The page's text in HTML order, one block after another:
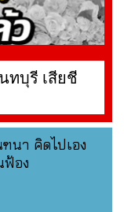
ทบุรี เสียชี
นา คิดไปเอง
อง